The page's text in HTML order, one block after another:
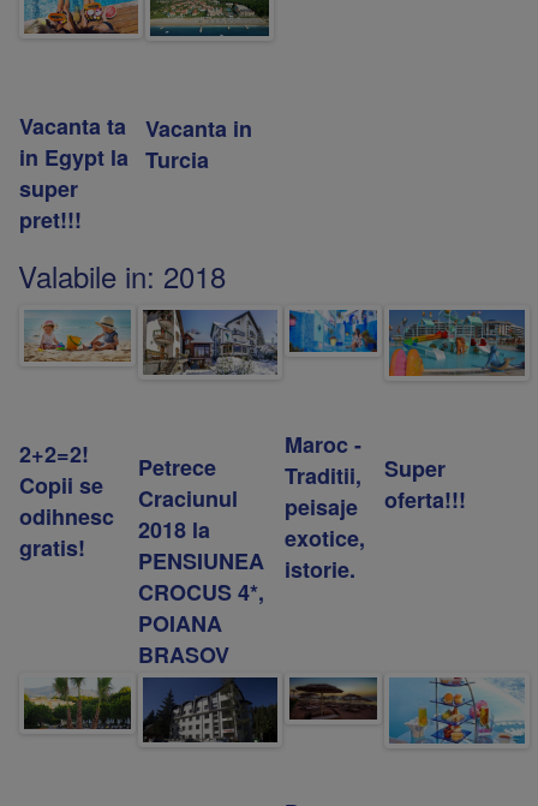
Vacanta ta
in Egypt la
super
pret!!!
Vacanta in
Turcia
Valabile in: 2018
2+2=2!
Copii se
odihnesc
gratis!
Petrece
Craciunul
2018 la
PENSIUNEA
CROCUS 4*,
POIANA
BRASOV
Maroc -
Traditii,
peisaje
exotice,
istorie.
Super
oferta!!!